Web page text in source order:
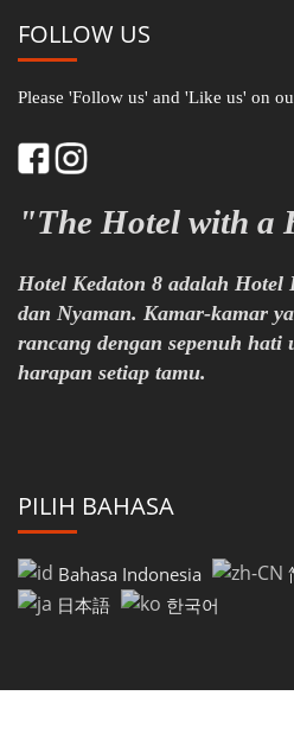
FOLLOW US
Please 'Follow us' and 'Like us' on
"The Hotel with a
Hotel Kedaton 8 adalah Hotel
dan Nyaman. Kamar-kamar
rancang dengan sepenuh hati
harapan setiap tamu.
PILIH BAHASA
Bahasa Indonesia
日本語
한국어